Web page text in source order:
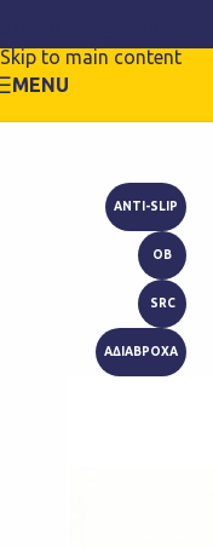
Skip to main content
MENU
ANTI-SLIP
OB
SRC
ΑΔΙΑΒΡΟΧΑ